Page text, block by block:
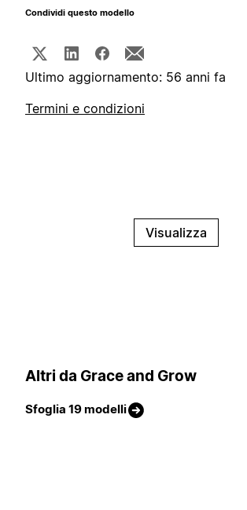
Condividi questo modello
Ultimo aggiornamento: 56 anni fa
Termini e condizioni
Visualizza
Altri da Grace and Grow
Sfoglia 19 modelli